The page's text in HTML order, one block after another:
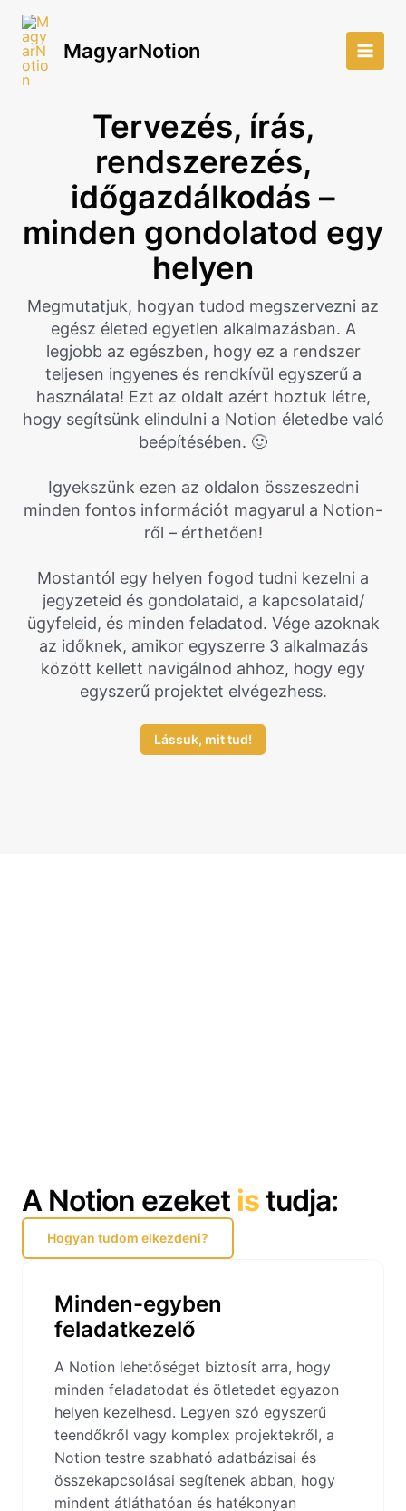
Skip
content
MagyarNotion
Main
Tervezés, írás,
rendszerezés,
időgazdálkodás –
minden gondolatod egy
helyen
Megmutatjuk, hogyan tudod megszervezni az
egész életed egyetlen alkalmazásban. A
legjobb az egészben, hogy ez a rendszer
teljesen ingyenes és rendkívül egyszerű a
használata! Ezt az oldalt azért hoztuk létre,
hogy segítsünk elindulni a Notion életedbe való
beépítésében. 🙂
Igyekszünk ezen az oldalon összeszedni
minden fontos információt magyarul a Notion-
ről – érthetően!
Mostantól egy helyen fogod tudni kezelni a
jegyzeteid és gondolataid, a kapcsolataid/
ügyfeleid, és minden feladatod. Vége azoknak
az időknek, amikor egyszerre 3 alkalmazás
között kellett navigálnod ahhoz, hogy egy
egyszerű projektet elvégezhess.
Lássuk, mit tud!
A Notion ezeket istudja:
Hogyan tudom elkezdeni?
Minden-egyben
feladatkezelő
A Notion lehetőséget biztosít arra, hogy
minden feladatodat és ötletedet egyazon
helyen kezelhesd. Legyen szó egyszerű
teendőkről vagy komplex projektekről, a
Notion testre szabható adatbázisai és
összekapcsolásai segítenek abban, hogy
mindent átláthatóan és hatékonyan